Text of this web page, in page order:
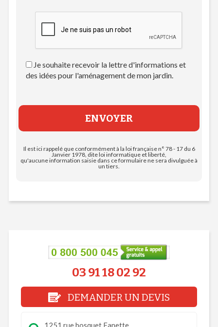
03 91 18 02 92
DEMANDER UN DEVIS
Je souhaite recevoir la lettre d'informations et
des idées pour l'aménagement de mon jardin.
Il est ici rappelé que conformément à la loi française n° 78 - 17 du 6
Janvier 1978, dite loi informatique et liberté,
qu'aucune information saisie dans ce formulaire ne sera divulguée à
un tiers.